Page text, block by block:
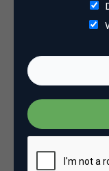
Google of
Een van de
Ellerdale, het
Arthur van Hoff.